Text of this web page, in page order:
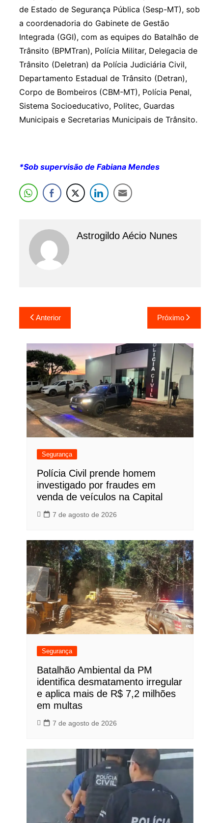
de Estado de Segurança Pública (Sesp-MT), sob
a coordenadoria do Gabinete de Gestão
Integrada (GGI), com as equipes do Batalhão de
Trânsito (BPMTran), Polícia Militar, Delegacia de
Trânsito (Deletran) da Polícia Judiciária Civil,
Departamento Estadual de Trânsito (Detran),
Corpo de Bombeiros (CBM-MT), Polícia Penal,
Sistema Socioeducativo, Politec, Guardas
Municipais e Secretarias Municipais de Trânsito.
*Sob supervisão de Fabiana Mendes
Astrogildo Aécio Nunes
Navegação
de
Post
Anterior Próximo
Segurança
Polícia Civil prende homem
investigado por fraudes em
venda de veículos na Capital
7 de agosto de 2026
Segurança
Batalhão Ambiental da PM
identifica desmatamento irregular
e aplica mais de R$ 7,2 milhões
em multas
7 de agosto de 2026